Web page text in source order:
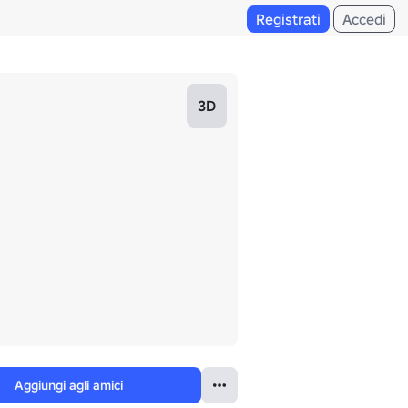
Registrati Accedi
3D
Aggiungi agli amici